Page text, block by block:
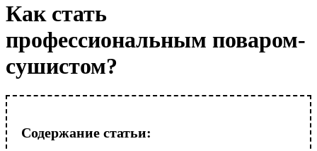
Как стать
профессиональным поваром-
сушистом?
Содержание статьи: